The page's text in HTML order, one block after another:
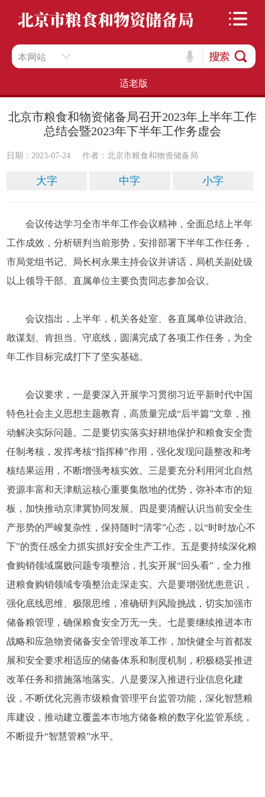
本网站
适老版
北京市粮食和物资储备局召开2023年上半年工作
总结会暨2023年下半年工作务虚会
日期：2023-07-24 作者：北京市粮食和物资储备局
大字 中字 小字
会议传达学习全市半年工作会议精神，全面总结上半年
工作成效，分析研判当前形势，安排部署下半年工作任务，
市局党组书记、局长柯永果主持会议并讲话，局机关副处级
以上领导干部、直属单位主要负责同志参加会议。
会议指出，上半年，机关各处室、各直属单位讲政治、
敢谋划、肯担当、守底线，圆满完成了各项工作任务，为全
年工作目标完成打下了坚实基础。
会议要求，一是要深入开展学习贯彻习近平新时代中国
特色社会主义思想主题教育，高质量完成“后半篇”文章，推
动解决实际问题。二是要切实落实好耕地保护和粮食安全责
任制考核，发挥考核“指挥棒”作用，强化发现问题整改和考
核结果运用，不断增强考核实效。三是要充分利用河北自然
资源丰富和天津航运核心重要集散地的优势，弥补本市的短
板，加快推动京津冀协同发展。四是要清醒认识当前安全生
产形势的严峻复杂性，保持随时“清零”心态，以“时时放心不
下”的责任感全力抓实抓好安全生产工作。五是要持续深化粮
食购销领域腐败问题专项整治，扎实开展“回头看”，全力推
进粮食购销领域专项整治走深走实。六是要增强忧患意识，
强化底线思维、极限思维，准确研判风险挑战，切实加强市
储备粮管理，确保粮食安全万无一失。七是要继续推进本市
战略和应急物资储备安全管理改革工作，加快健全与首都发
展和安全要求相适应的储备体系和制度机制，积极稳妥推进
改革任务和措施落地落实。八是要深入推进行业信息化建
设，不断优化完善市级粮食管理平台监管功能，深化智慧粮
库建设，推动建立覆盖本市地方储备粮的数字化监管系统，
不断提升“智慧管粮”水平。